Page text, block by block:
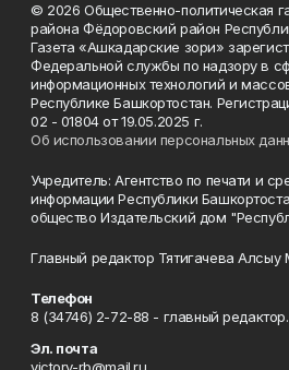
© 2026 Общественно-политическая
района Фёдоровский район
Газета «Ашкадарские зори»
Федеральной службы по надзору в
информационных технологий и
Республике Башкортостан.
02 - 01804 от 19.05.2025 г.
Об использовании персональных
Учредитель: Агентство по печати и
информации Республики
общество Издательский дом
Главный редактор Тятигачева Алсыу
Телефон
8 (34746) 2-72-88 - главный редактор.
Эл. почта